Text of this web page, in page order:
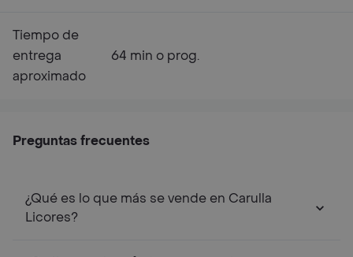
Tiempo de
entrega
aproximado
64 min o prog.
Preguntas frecuentes
¿Qué es lo que más se vende en Carulla
Licores?